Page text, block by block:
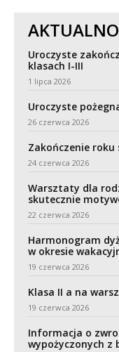
Uroczyste
klasach I-III
1 lipca 2026
Uroczyste
26 czerwca 2026
Zakończenie roku
24 czerwca 2026
Warsztaty dla
skutecznie
22 czerwca 2026
Harmonogram
w okresie
19 czerwca 2026
Klasa II a na
19 czerwca 2026
Informacja o
wypożyczonych z